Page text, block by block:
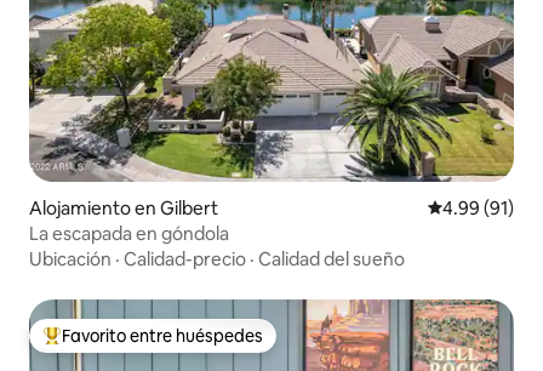
Alojamiento en Gilbert Calificación
4.99 (91)
La escapada en góndola
Ubicación · Calidad-precio · Calidad del sueño
Favorito entre huéspedes preferido
Favorito entre huéspedes